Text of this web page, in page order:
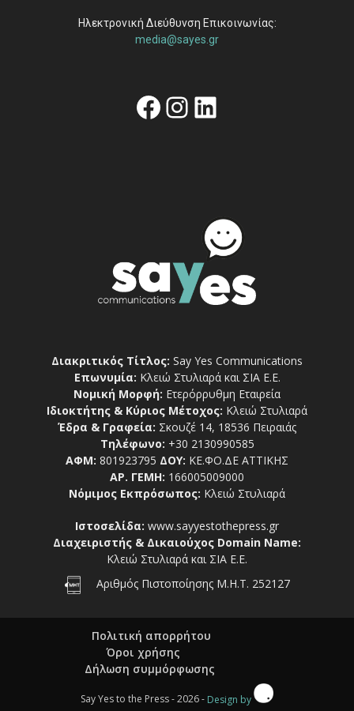
Ηλεκτρονική Διεύθυνση Επικοινωνίας:
media@sayes.gr
Facebook
Instagram
Linkedin
Διακριτικός Τίτλος: Say Yes Communications
Επωνυμία: Κλειώ Στυλιαρά και ΣΙΑ Ε.Ε.
Νομική Μορφή: Ετερόρρυθμη Εταιρεία
Ιδιοκτήτης & Κύριος Μέτοχος: Κλειώ Στυλιαρά
Έδρα & Γραφεία: Σκουζέ 14, 18536 Πειραιάς
Τηλέφωνο: +30 2130990585
ΑΦΜ: 801923795 ΔΟΥ: ΚΕ.ΦΟ.ΔΕ ΑΤΤΙΚΗΣ
ΑΡ. ΓΕΜΗ: 166005009000
Νόμιμος Εκπρόσωπος: Κλειώ Στυλιαρά
Ιστοσελίδα: www.sayyestothepress.gr
Διαχειριστής & Δικαιούχος Domain Name:
Κλειώ Στυλιαρά και ΣΙΑ Ε.Ε.
Αριθμός Πιστοποίησης Μ.Η.Τ. 252127
Πολιτική απορρήτου
Όροι χρήσης
Δήλωση συμμόρφωσης
Say Yes to the Press - 2026 - Design by